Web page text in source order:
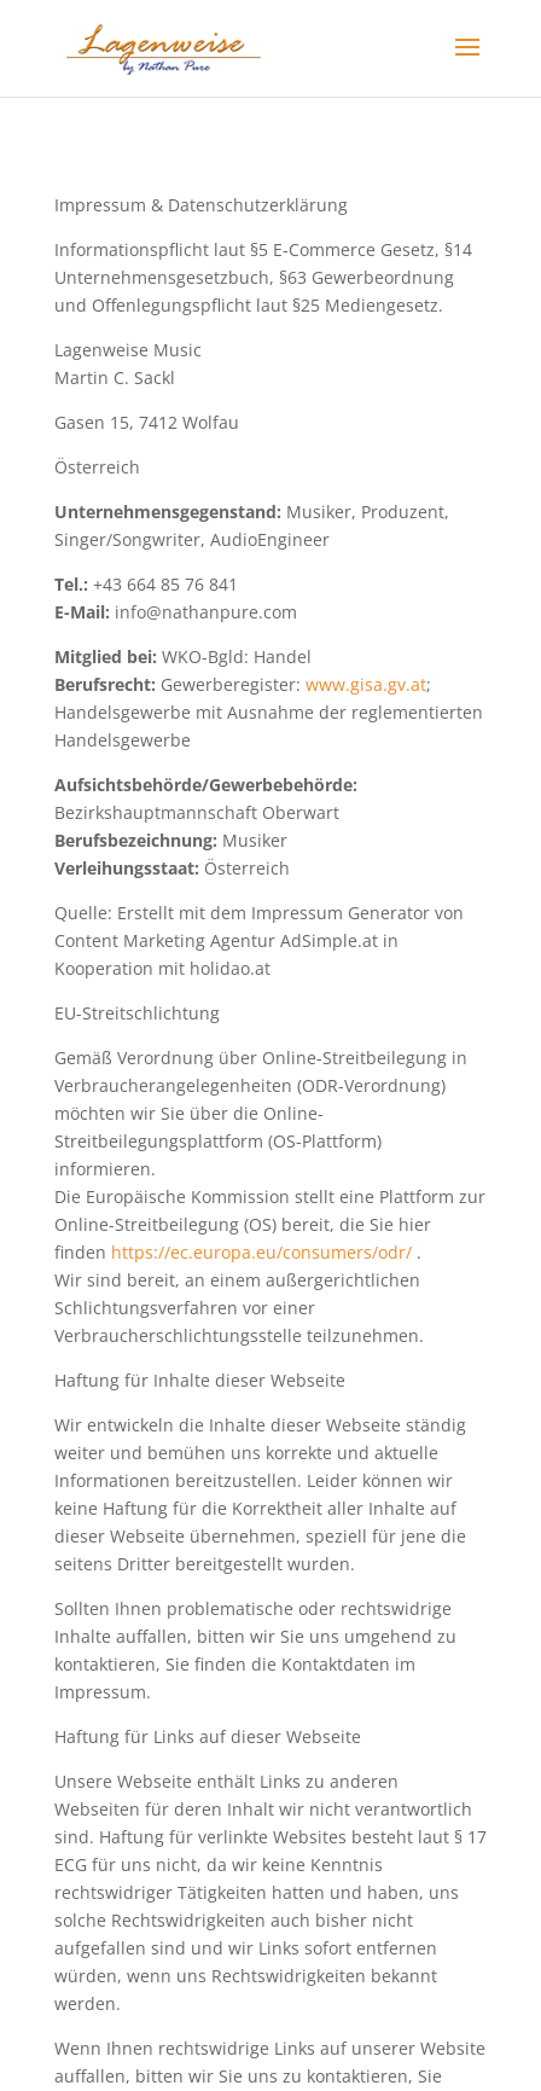
Impressum & Datenschutzerklärung
Informationspflicht laut §5 E-Commerce Gesetz, §14
Unternehmensgesetzbuch, §63 Gewerbeordnung
und Offenlegungspflicht laut §25 Mediengesetz.
Lagenweise Music
Martin C. Sackl
Gasen 15, 7412 Wolfau
Österreich
Unternehmensgegenstand: Musiker, Produzent,
Singer/Songwriter, AudioEngineer
Tel.: +43 664 85 76 841
E-Mail: info@nathanpure.com
Mitglied bei: WKO-Bgld: Handel
Berufsrecht: Gewerberegister: www.gisa.gv.at;
Handelsgewerbe mit Ausnahme der reglementierten
Handelsgewerbe
Aufsichtsbehörde/Gewerbebehörde:
Bezirkshauptmannschaft Oberwart
Berufsbezeichnung: Musiker
Verleihungsstaat: Österreich
Quelle: Erstellt mit dem Impressum Generator von
Content Marketing Agentur AdSimple.at in
Kooperation mit holidao.at
EU-Streitschlichtung
Gemäß Verordnung über Online-Streitbeilegung in
Verbraucherangelegenheiten (ODR-Verordnung)
möchten wir Sie über die Online-
Streitbeilegungsplattform (OS-Plattform)
informieren.
Die Europäische Kommission stellt eine Plattform zur
Online-Streitbeilegung (OS) bereit, die Sie hier
finden https://ec.europa.eu/consumers/odr/ .
Wir sind bereit, an einem außergerichtlichen
Schlichtungsverfahren vor einer
Verbraucherschlichtungsstelle teilzunehmen.
Haftung für Inhalte dieser Webseite
Wir entwickeln die Inhalte dieser Webseite ständig
weiter und bemühen uns korrekte und aktuelle
Informationen bereitzustellen. Leider können wir
keine Haftung für die Korrektheit aller Inhalte auf
dieser Webseite übernehmen, speziell für jene die
seitens Dritter bereitgestellt wurden.
Sollten Ihnen problematische oder rechtswidrige
Inhalte auffallen, bitten wir Sie uns umgehend zu
kontaktieren, Sie finden die Kontaktdaten im
Impressum.
Haftung für Links auf dieser Webseite
Unsere Webseite enthält Links zu anderen
Webseiten für deren Inhalt wir nicht verantwortlich
sind. Haftung für verlinkte Websites besteht laut § 17
ECG für uns nicht, da wir keine Kenntnis
rechtswidriger Tätigkeiten hatten und haben, uns
solche Rechtswidrigkeiten auch bisher nicht
aufgefallen sind und wir Links sofort entfernen
würden, wenn uns Rechtswidrigkeiten bekannt
werden.
Wenn Ihnen rechtswidrige Links auf unserer Website
auffallen, bitten wir Sie uns zu kontaktieren, Sie